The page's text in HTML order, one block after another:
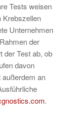
Tests weisen
Krebszellen
Unternehmen
der
der Test ab, ob
davon
an
.